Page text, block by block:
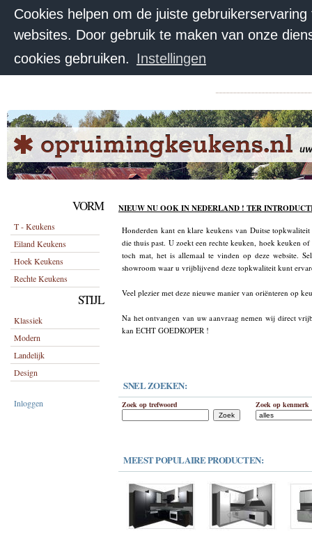
Cookies helpen om de juiste
websites. Door gebruik te maken van onze
cookies gebruiken. Instellingen
VORM
T - Keukens
Eiland Keukens
Hoek Keukens
Rechte Keukens
STIJL
Klassiek
Modern
Landelijk
Design
Inloggen
NIEUW NU OOK IN NEDERLAND ! TER
Honderden kant en klare keukens van Duitse
die thuis past. U zoekt een rechte keuken, hoek keuken
toch mat, het is allemaal te vinden op deze website.
showroom waar u vrijblijvend deze topkwaliteit kunt
Veel plezier met deze nieuwe manier van oriënteren op
Na het ontvangen van uw aanvraag nemen wij direct
kan ECHT GOEDKOPER !
SNEL ZOEKEN:
Zoek op trefwoord Zoek op kenmerk
MEEST POPULAIRE PRODUCTEN: